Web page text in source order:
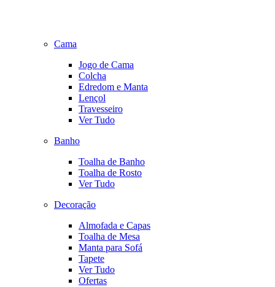
Cama
Jogo de Cama
Colcha
Edredom e Manta
Lençol
Travesseiro
Ver Tudo
Banho
Toalha de Banho
Toalha de Rosto
Ver Tudo
Decoração
Almofada e Capas
Toalha de Mesa
Manta para Sofá
Tapete
Ver Tudo
Ofertas